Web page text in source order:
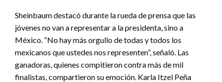
Sheinbaum destacó durante la rueda de prensa que las
jóvenes no van a representar a la presidenta, sino a
México. “No hay más orgullo de todas y todos los
mexicanos que ustedes nos representen”, señaló. Las
ganadoras, quienes compitieron contra más de mil
finalistas, compartieron su emoción. Karla Itzel Peña